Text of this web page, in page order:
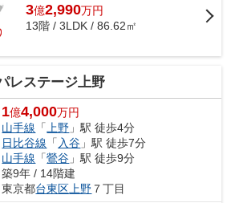
3億2,990万円
13階 / 3LDK / 86.62㎡
レステージ上野
1億4,000万円
山手線 「 上野 」駅 徒歩4分
日比谷線 「 入谷 」駅 徒歩7分
山手線 「鶯谷 」駅 徒歩9分
築9年 / 14階建
東京都台東区 上野 ７丁目